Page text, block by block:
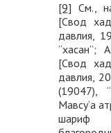
[9] См.,
[Свод
давлия,
“хасан”;
[Свод
давлия,
(19047),
Мавсу‘а
шариф